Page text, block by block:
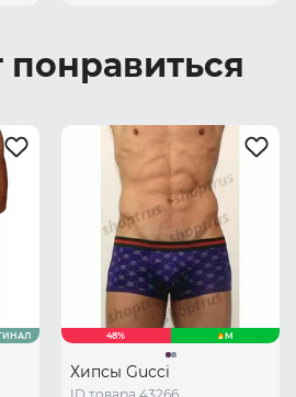
понравиться
48% M
Хипсы Gucci